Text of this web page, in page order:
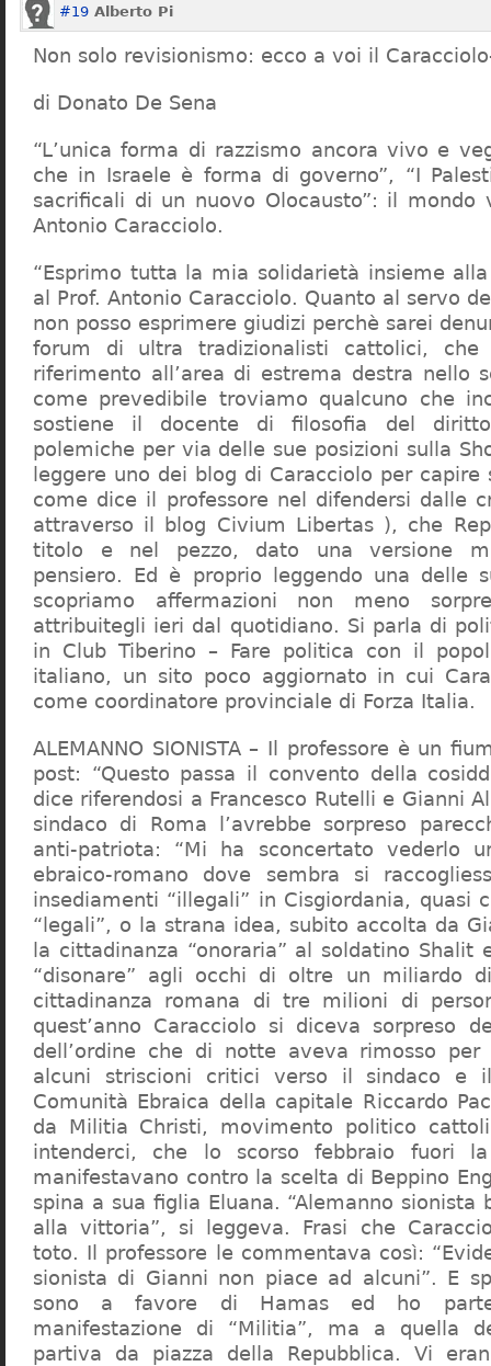
#19 Alberto Pi
Non solo revisionismo: ecco a voi il
di Donato De Sena
“L’unica forma di razzismo ancora vivo e
che in Israele è forma di governo”, “I
sacrificali di un nuovo Olocausto”: il mondo
Antonio Caracciolo.
“Esprimo tutta la mia solidarietà insieme
al Prof. Antonio Caracciolo. Quanto al servo
non posso esprimere giudizi perchè sarei
forum di ultra tradizionalisti cattolici,
riferimento all’area di estrema destra nello
come prevedibile troviamo qualcuno che
sostiene il docente di filosofia del
polemiche per via delle sue posizioni sulla
leggere uno dei blog di Caracciolo per
come dice il professore nel difendersi dalle
attraverso il blog Civium Libertas ), che
titolo e nel pezzo, dato una versione
pensiero. Ed è proprio leggendo una delle
scopriamo affermazioni non meno
attribuitegli ieri dal quotidiano. Si parla di
in Club Tiberino – Fare politica con il
italiano, un sito poco aggiornato in cui
come coordinatore provinciale di Forza Italia.
ALEMANNO SIONISTA – Il professore è un
post: “Questo passa il convento della
dice riferendosi a Francesco Rutelli e Gianni
sindaco di Roma l’avrebbe sorpreso
anti-patriota: “Mi ha sconcertato vederlo
ebraico-romano dove sembra si
insediamenti “illegali” in Cisgiordania, quasi
“legali”, o la strana idea, subito accolta da
la cittadinanza “onoraria” al soldatino Shalit
“disonare” agli occhi di oltre un miliardo
cittadinanza romana di tre milioni di
quest’anno Caracciolo si diceva sorpreso
dell’ordine che di notte aveva rimosso
alcuni striscioni critici verso il sindaco e
Comunità Ebraica della capitale Riccardo
da Militia Christi, movimento politico
intenderci, che lo scorso febbraio fuori
manifestavano contro la scelta di Beppino
spina a sua figlia Eluana. “Alemanno sionista
alla vittoria”, si leggeva. Frasi che
toto. Il professore le commentava così:
sionista di Gianni non piace ad alcuni”. E
sono a favore di Hamas ed ho
manifestazione di “Militia”, ma a quella
partiva da piazza della Repubblica. Vi